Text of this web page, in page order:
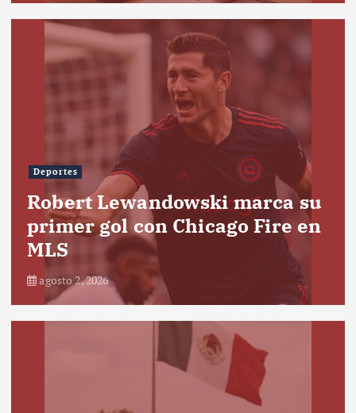
Deportes
Robert Lewandowski marca su
primer gol con Chicago Fire en
MLS
agosto 2, 2026